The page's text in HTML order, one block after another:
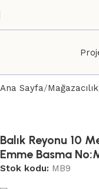
Ana Sayfa Mağazacılık
Balık Reyonu 10
Emme Basma
Stok kodu: MB9